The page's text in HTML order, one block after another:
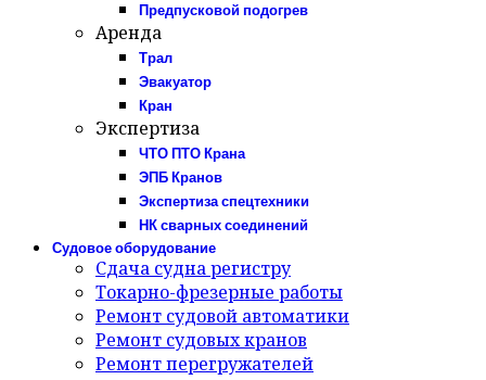
Предпусковой подогрев
Аренда
Трал
Эвакуатор
Кран
Экспертиза
ЧТО ПТО Крана
ЭПБ Кранов
Экспертиза спецтехники
НК сварных соединений
Судовое оборудование
Сдача судна регистру
Токарно-фрезерные работы
Ремонт судовой автоматики
Ремонт судовых кранов
Ремонт перегружателей